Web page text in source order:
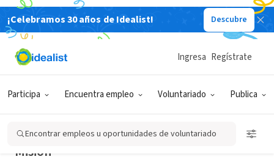
¡Celebramos 30 años de Idealist! Descubre
Participa Encuentra empleo Voluntariado Publica
Ingresa Regístrate
Encontrar empleos u oportunidades de voluntariado
ORGANIZACIÓN SIN FIN DE LUCRO
Aviv Foundation
Misión